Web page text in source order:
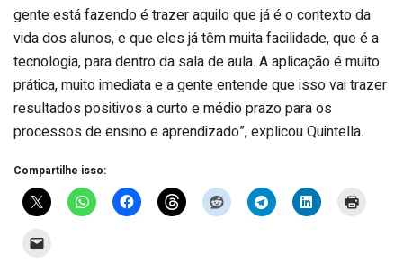
gente está fazendo é trazer aquilo que já é o contexto da
vida dos alunos, e que eles já têm muita facilidade, que é a
tecnologia, para dentro da sala de aula. A aplicação é muito
prática, muito imediata e a gente entende que isso vai trazer
resultados positivos a curto e médio prazo para os
processos de ensino e aprendizado”, explicou Quintella.
Compartilhe isso: